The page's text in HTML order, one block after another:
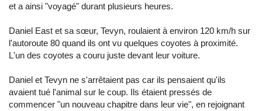
et a ainsi "voyagé" durant plusieurs heures.
Daniel East et sa sœur, Tevyn, roulaient à environ 120 km/h sur
l'autoroute 80 quand ils ont vu quelques coyotes à proximité.
L'un des coyotes a couru juste devant leur voiture.
Daniel et Tevyn ne s'arrêtaient pas car ils pensaient qu'ils
avaient tué l'animal sur le coup. Ils étaient pressés de
commencer "un nouveau chapitre dans leur vie", en rejoignant